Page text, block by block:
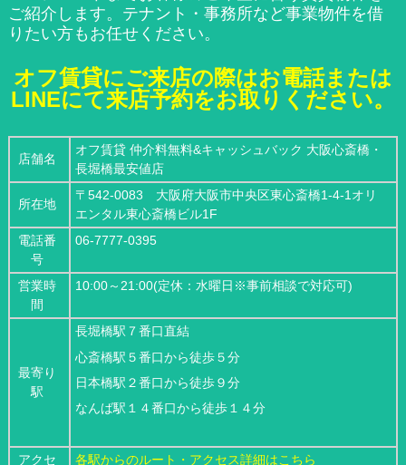
ご紹介します。テナント・事務所など事業物件を借
りたい方もお任せください。
オフ賃貸にご来店の際はお電話または
LINEにて来店予約をお取りください。
店舗名
オフ賃貸 仲介料無料&キャッシュバック 大阪心斎橋・
長堀橋最安値店
所在地
〒542-0083 大阪府大阪市中央区東心斎橋1-4-1オリ
エンタル東心斎橋ビル1F
電話番
号
06-7777-0395
営業時
間
10:00～21:00(定休：水曜日※事前相談で対応可)
最寄り
駅
長堀橋駅７番口直結
心斎橋駅５番口から徒歩５分
日本橋駅２番口から徒歩９分
なんば駅１４番口から徒歩１４分
アクセ 各駅からのルート・アクセス詳細はこちら